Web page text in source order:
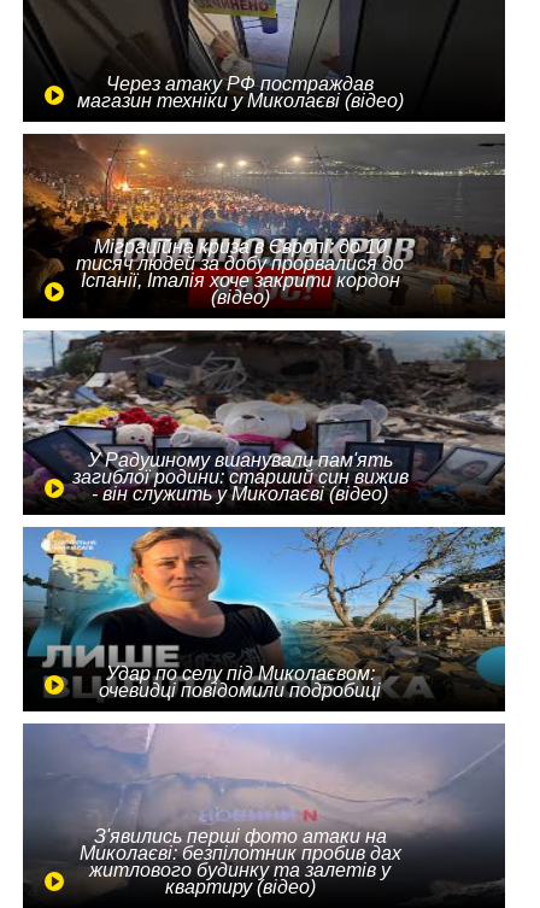
Через атаку РФ постраждав
магазин техніки у Миколаєві (відео)
Міграційна криза в Європі: до 10
тисяч людей за добу прорвалися до
Іспанії, Італія хоче закрити кордон
(відео)
У Радушному вшанували пам'ять
загиблої родини: старший син вижив
- він служить у Миколаєві (відео)
Удар по селу під Миколаєвом:
очевидці повідомили подробиці
З'явились перші фото атаки на
Миколаєві: безпілотник пробив дах
житлового будинку та залетів у
квартиру (відео)